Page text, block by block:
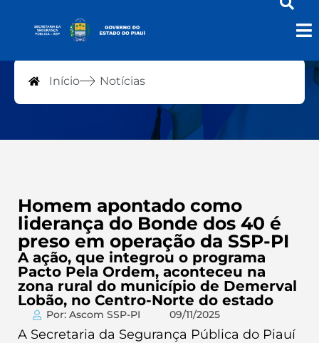
Notícias
Início Notícias
Homem apontado como
liderança do Bonde dos 40 é
preso em operação da SSP-PI
A ação, que integrou o programa
Pacto Pela Ordem, aconteceu na
zona rural do município de Demerval
Lobão, no Centro-Norte do estado
Por: Ascom SSP-PI 09/11/2025
A Secretaria da Segurança Pública do Piauí